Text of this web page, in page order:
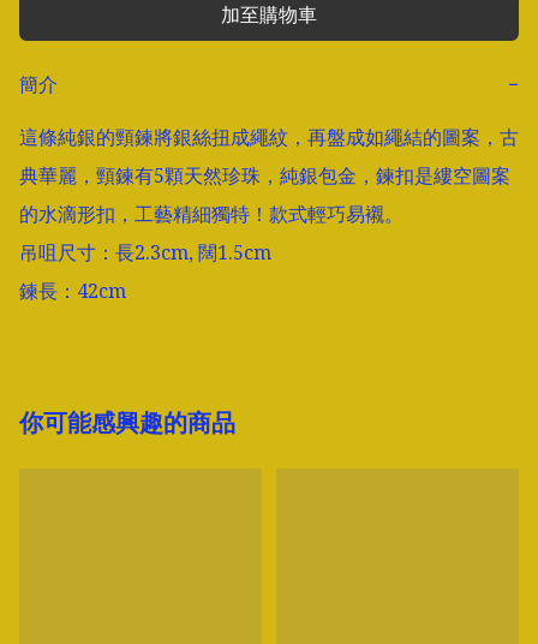
加至購物車
簡介
−
這條純銀的頸鍊將銀絲扭成繩紋，再盤成如繩結的圖案，古
典華麗，頸鍊有5顆天然珍珠，純銀包金，鍊扣是縷空圖案
的水滴形扣，工藝精細獨特！款式輕巧易襯。
吊咀尺寸：長2.3cm, 闊1.5cm
鍊長：42cm
你可能感興趣的商品